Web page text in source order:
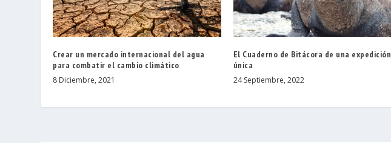
Crear un mercado internacional del agua
para combatir el cambio climático
8 Diciembre, 2021
El Cuaderno de Bitácora de una expedición
única
24 Septiembre, 2022